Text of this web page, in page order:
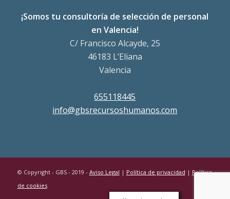
¡Somos tu consultoría de selección de personal
en Valencia!
C/ Francisco Alcayde, 25
46183 L’Eliana
Valencia
655118445
info@gbsrecursoshumanos.com
© Copyright - GBS - 2019 - Aviso Legal | Política de privacidad | Política
de cookies